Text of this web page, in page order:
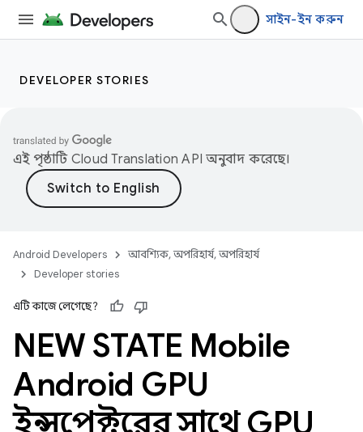
সাইন-ইন করুন
DEVELOPER STORIES
এই পৃষ্ঠাটি Cloud Translation API অনুবাদ করেছে।
Android Developers
আবশ্যিক, অপরিহার্য, অপরিহার্য
Developer stories
এটি কাজে লেগেছে?
NEW STATE Mobile
Android GPU
ইন্সপেক্টরের সাথে GPU